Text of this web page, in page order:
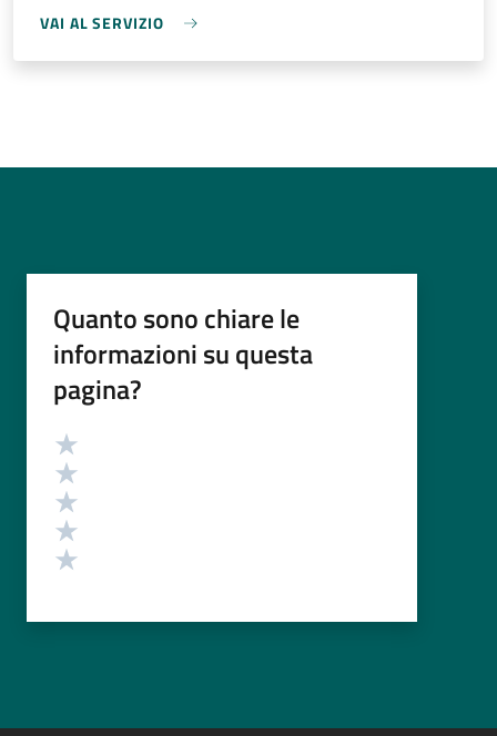
VAI AL SERVIZIO
Quanto sono chiare le
informazioni su questa
pagina?
Valutazione